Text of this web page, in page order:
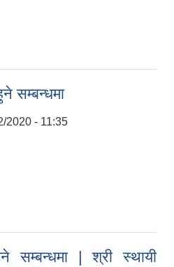
सम्बन्धमा
2020 - 11:35
सम्बन्धमा | श्री स्थायी